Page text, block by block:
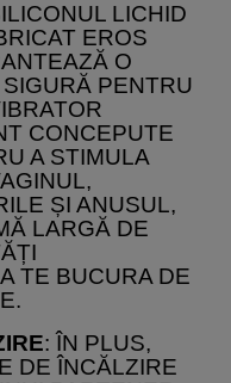
LICHID
EROS
O
PENTRU
CONCEPUTE
A STIMULA
ȘI ANUSUL,
LARGĂ DE
TE BUCURA DE
: ÎN PLUS,
DE ÎNCĂLZIRE